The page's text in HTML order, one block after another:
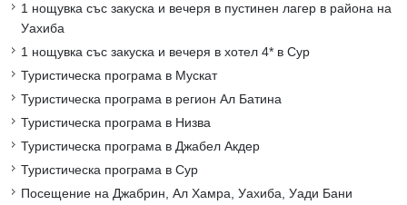
1 нощувка със закуска и вечеря в пустинен лагер в района на
Уахиба
1 нощувка със закуска и вечеря в хотел 4* в Сур
Туристическа програма в Мускат
Туристическа програма в регион Ал Батина
Туристическа програма в Низва
Туристическа програма в Джабел Акдер
Туристическа програма в Сур
Посещение на Джабрин, Ал Хамра, Уахиба, Уади Бани